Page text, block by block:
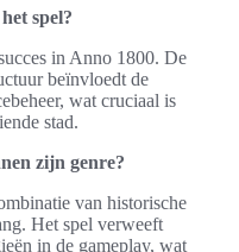
spel?
in Anno 1800. De
beïnvloedt de
wat cruciaal is
stad.
zijn genre?
van historische
Het spel verweeft
in de gameplay, wat